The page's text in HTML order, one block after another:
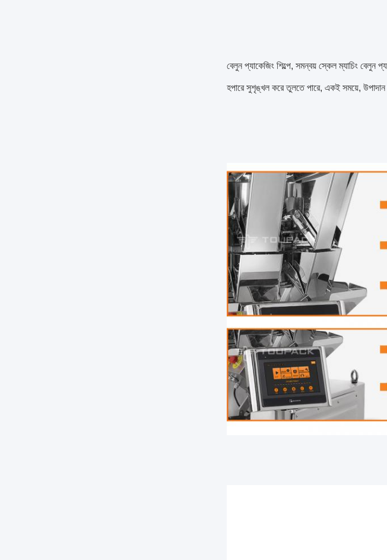
বেলুন প্যাকেজিং শিল্পে, সমন্বয় স্কেল ম্যাচিং বেলুন
হপারে সুশৃঙ্খল করে তুলতে পারে, একই সময়ে, উপাদান